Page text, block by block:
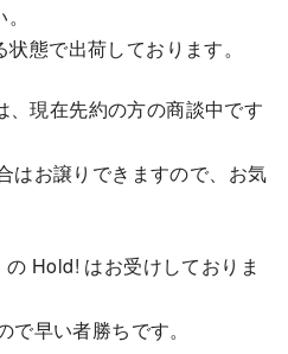
態で出荷しております。
現在先約の方の商談中です
お譲りできますので、お気
Hold! はお受けしておりま
早い者勝ちです。